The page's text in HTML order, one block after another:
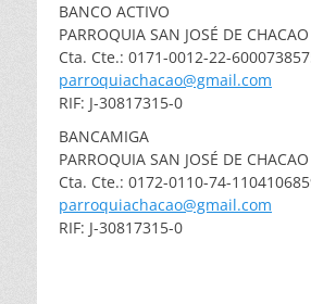
BANCO ACTIVO
PARROQUIA SAN JOSÉ DE CHACAO
Cta. Cte.: 0171-0012-22-
parroquiachacao@gmail.com
RIF: J-30817315-0
BANCAMIGA
PARROQUIA SAN JOSÉ DE CHACAO
Cta. Cte.: 0172-0110-74-
parroquiachacao@gmail.com
RIF: J-30817315-0